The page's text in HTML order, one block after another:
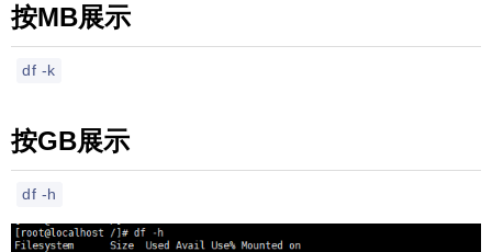
按MB展示
df -k
按GB展示
df -h